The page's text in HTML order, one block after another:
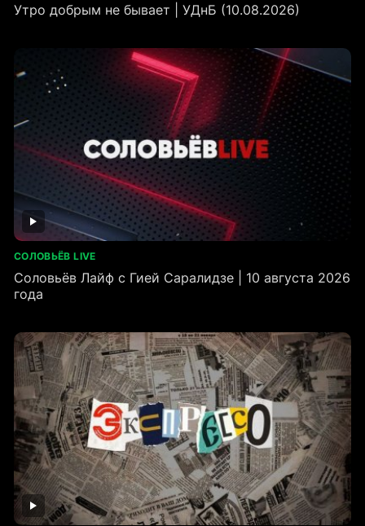
Утро добрым не бывает | УДнБ (10.08.2026)
СОЛОВЬЁВ LIVE
Соловьёв Лайф с Гией Саралидзе | 10 августа 2026
года